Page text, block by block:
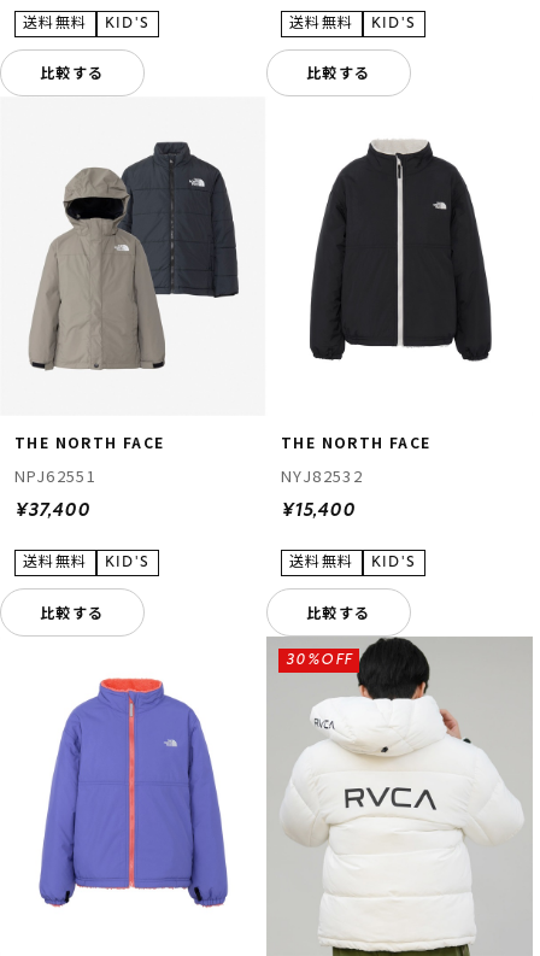
比較する 比較する
THE NORTH FACE
NPJ62551
¥37,400
比較する
THE NORTH FACE
NYJ82532
¥15,400
比較する
30%OFF